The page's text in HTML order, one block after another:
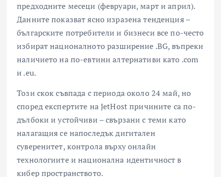
предходните месеци (февруари, март и април).
Данните показват ясно изразена тенденция –
българските потребители и бизнеси все по-често
избират националното разширение .BG, въпреки
наличието на по-евтини алтернативи като .com
и .eu.
Този скок съвпада с периода около 24 май, но
според експертите на JetHost причините са по-
дълбоки и устойчиви – свързани с теми като
налагащия се напоследък дигитален
суверенитет, контрола върху онлайн
технологиите и национална идентичност в
кибер пространството.